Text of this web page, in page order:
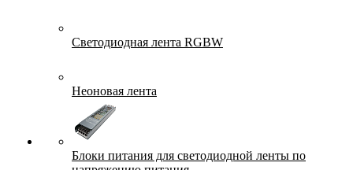
Светодиодная лента RGBW
Неоновая лента
Блоки питания для светодиодной ленты по